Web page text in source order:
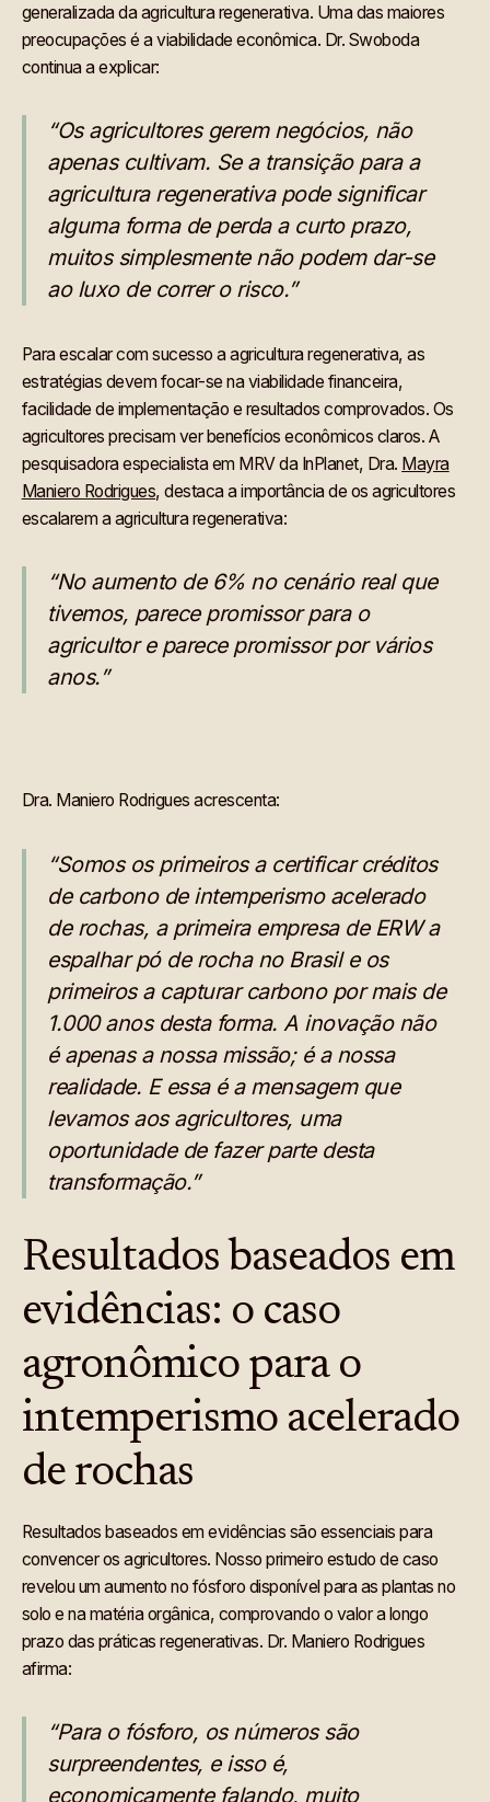
generalizada da agricultura regenerativa. Uma das maiores
preocupações é a viabilidade econômica. Dr. Swoboda
continua a explicar:
“Os agricultores gerem negócios, não
apenas cultivam. Se a transição para a
agricultura regenerativa pode significar
alguma forma de perda a curto prazo,
muitos simplesmente não podem dar-se
ao luxo de correr o risco.”
Para escalar com sucesso a agricultura regenerativa, as
estratégias devem focar-se na viabilidade financeira,
facilidade de implementação e resultados comprovados. Os
agricultores precisam ver benefícios econômicos claros. A
pesquisadora especialista em MRV da InPlanet, Dra. Mayra
Maniero Rodrigues, destaca a importância de os agricultores
escalarem a agricultura regenerativa:
“No aumento de 6% no cenário real que
tivemos, parece promissor para o
agricultor e parece promissor por vários
anos.”
Dra. Maniero Rodrigues acrescenta:
“Somos os primeiros a certificar créditos
de carbono de intemperismo acelerado
de rochas, a primeira empresa de ERW a
espalhar pó de rocha no Brasil e os
primeiros a capturar carbono por mais de
1.000 anos desta forma. A inovação não
é apenas a nossa missão; é a nossa
realidade. E essa é a mensagem que
levamos aos agricultores, uma
oportunidade de fazer parte desta
transformação.”
Resultados baseados em
evidências: o caso
agronômico para o
intemperismo acelerado
de rochas
Resultados baseados em evidências são essenciais para
convencer os agricultores. Nosso primeiro estudo de caso
revelou um aumento no fósforo disponível para as plantas no
solo e na matéria orgânica, comprovando o valor a longo
prazo das práticas regenerativas. Dr. Maniero Rodrigues
afirma:
“Para o fósforo, os números são
surpreendentes, e isso é,
economicamente falando, muito